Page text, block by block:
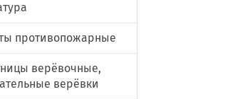
противопожарные
верёвочные,
верёвки